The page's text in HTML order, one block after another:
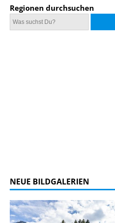
Regionen durchsuchen
NEUE BILDGALERIEN